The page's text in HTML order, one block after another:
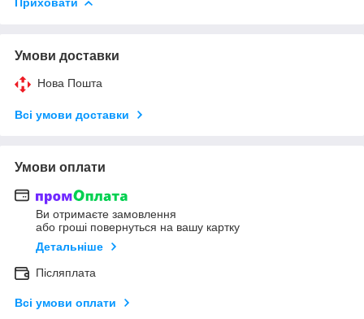
Умови доставки
Нова Пошта
Всі умови доставки
Умови оплати
Ви отримаєте замовлення
або гроші повернуться на вашу картку
Детальніше
Післяплата
Всі умови оплати